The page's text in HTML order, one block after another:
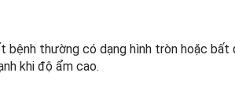
bệnh thường có dạng hình tròn hoặc bất
khi độ ẩm cao.